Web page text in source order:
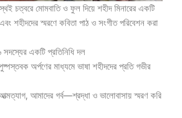
চত্বরে মোমবাতি ও ফুল দিয়ে শহীদ মিনারের একটি
শহীদদের স্মরণে কবিতা পাঠ ও সংগীত পরিবেশন করা
সদস্যের একটি প্রতিনিধি দল
অর্পণের মাধ্যমে ভাষা শহীদদের প্রতি গভীর
আমাদের গর্ব—শ্রদ্ধা ও ভালোবাসায় স্মরণ করি